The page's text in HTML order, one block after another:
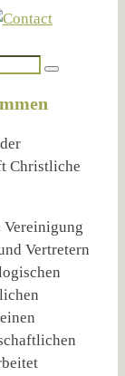
Suchen
Christliche
Vereinigung
Vertretern